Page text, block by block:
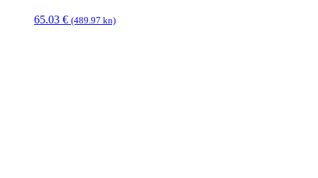
65.03 € (489.97 kn)